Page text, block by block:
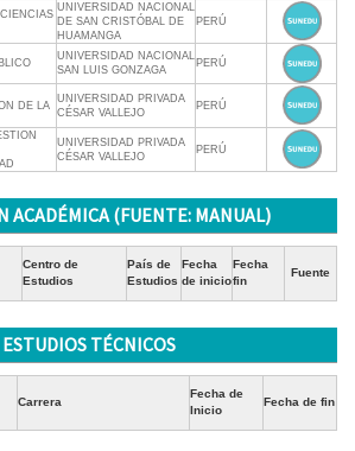
UNIVERSIDAD NACIONAL
DE SAN CRISTÓBAL DE
HUAMANGA
PERÚ
UNIVERSIDAD NACIONAL
SAN LUIS GONZAGA
PERÚ
DE LA
UNIVERSIDAD PRIVADA
CÉSAR VALLEJO
PERÚ
UNIVERSIDAD PRIVADA
CÉSAR VALLEJO
PERÚ
ACADÉMICA (FUENTE: MANUAL)
Centro de
Estudios
País de
Estudios
Fecha
de inicio
Fecha
fin
Fuente
ESTUDIOS TÉCNICOS
Carrera
Fecha de
Inicio
Fecha de fin